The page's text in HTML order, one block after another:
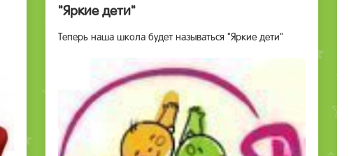
"Яркие дети"
Теперь наша школа будет называться "Яркие дети"